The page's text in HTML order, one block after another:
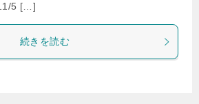
5 […]
続きを読む